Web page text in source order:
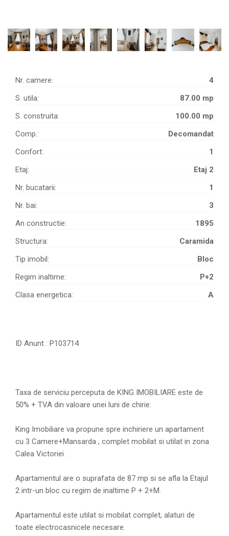
Nr. camere:
4
S. utila:
87.00 mp
S. construita:
100.00 mp
Comp.:
Decomandat
Confort:
1
Etaj:
Etaj 2
Nr. bucatarii:
1
Nr. bai:
3
An constructie:
1895
Structura:
Caramida
Tip imobil:
Bloc
Regim inaltime:
P+2
Clasa energetica:
A
ID Anunt : P103714
Taxa de serviciu perceputa de KING IMOBILIARE este de
50% + TVA din valoare unei luni de chirie.
King Imobiliare va propune spre inchiriere un apartament
cu 3 Camere+Mansarda , complet mobilat si utilat in zona
Calea Victoriei .
Apartamentul are o suprafata de 87 mp si se afla la Etajul
2 intr-un bloc cu regim de inaltime P + 2+M.
Apartamentul este utilat si mobilat complet, alaturi de
toate electrocasnicele necesare.